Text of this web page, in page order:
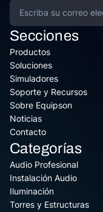
Secciones
Productos
Soluciones
Simuladores
Soporte y Recursos
Sobre Equipson
Noticias
Contacto
Categorías
Audio Profesional
Instalación Audio
Iluminación
Torres y Estructuras